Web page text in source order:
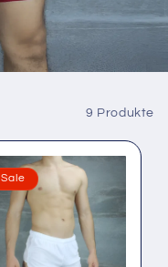
9 Produkte
Sale